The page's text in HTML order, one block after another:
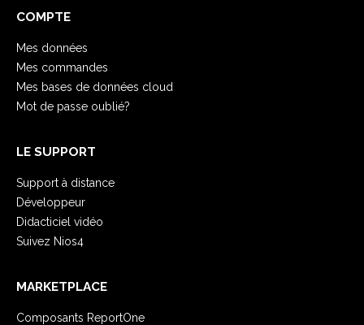
COMPTE
Mes données
Mes commandes
Mes bases de données cloud
Mot de passe oublié?
LE SUPPORT
Support à distance
Développeur
Didacticiel vidéo
Suivez Nios4
MARKETPLACE
Composants ReportOne